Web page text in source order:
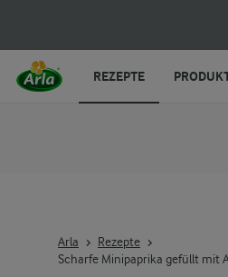
Arla
Rezepte
Scharfe Minipaprika gefüllt mit
REZEPTE